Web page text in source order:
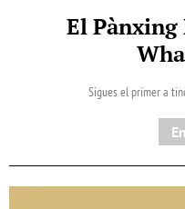
El Pànxing
Sigues el primer a